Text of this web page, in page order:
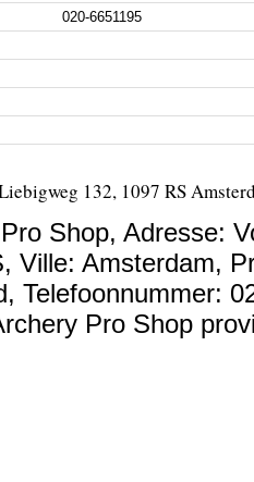
020-6651195
132, 1097 RS
Shop, Adresse:
, Ville: Amsterdam,
, Telefoonnummer:
Pro Shop